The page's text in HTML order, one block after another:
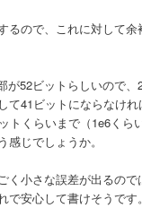
るので、これに対して
が52ビットらしいので
て41ビットにならなけ
トくらいまで（1e6くら
じでしょうか。
く小さな誤差が出るの
安心して書けそうです。